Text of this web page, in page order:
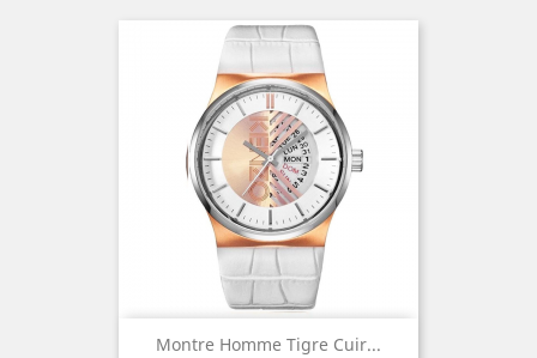
Montre Homme Tigre Cuir...